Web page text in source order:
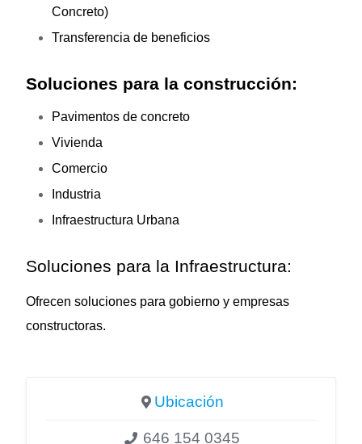
Concreto)
Transferencia de beneficios
Soluciones para la construcción:
Pavimentos de concreto
Vivienda
Comercio
Industria
Infraestructura Urbana
Soluciones para la Infraestructura:
Ofrecen soluciones para gobierno y empresas
constructoras.
Ubicación
646 154 0345